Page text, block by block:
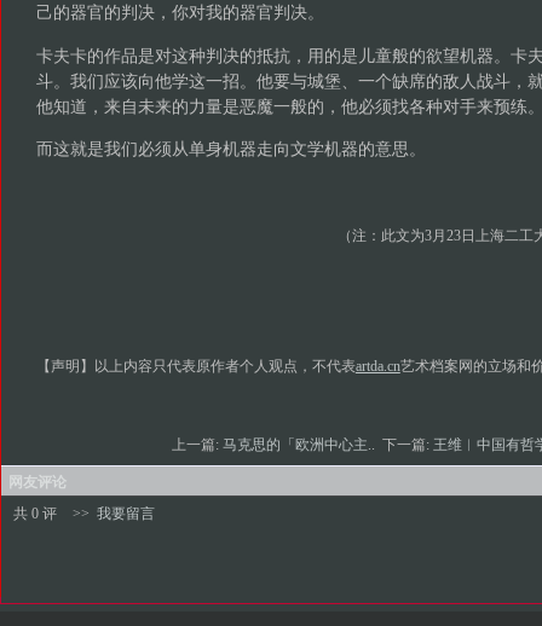
己的器官的判决，你对我的器官判决。
卡夫卡的作品是对这种判决的抵抗，用的是儿童般的欲望机器。卡
斗。我们应该向他学这一招。他要与城堡、一个缺席的敌人战斗，
他知道，来自未来的力量是恶魔一般的，他必须找各种对手来预练
而这就是我们必须从单身机器走向文学机器的意思。
（注：此文为3月23日上海二
【声明】以上内容只代表原作者个人观点，不代表artda.cn艺术档案网的立场和
上一篇:马克思的「欧洲中心主.. 下一篇: 王维︱中国有哲
网友评论
共 0 评
>> 我要留言